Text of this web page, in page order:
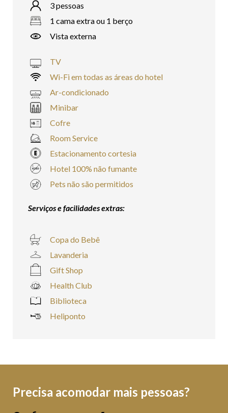
3 pessoas
1 cama extra ou 1 berço
Vista externa
TV
Wi-Fi em todas as áreas do hotel
Ar-condicionado
Minibar
Cofre
Room Service
Estacionamento cortesia
Hotel 100% não fumante
Pets não são permitidos
Serviços e facilidades extras:
Copa do Bebê
Lavanderia
Gift Shop
Health Club
Biblioteca
Heliponto
Precisa acomodar mais pessoas?